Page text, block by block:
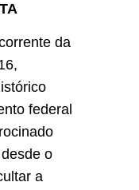
da
federal
o
a